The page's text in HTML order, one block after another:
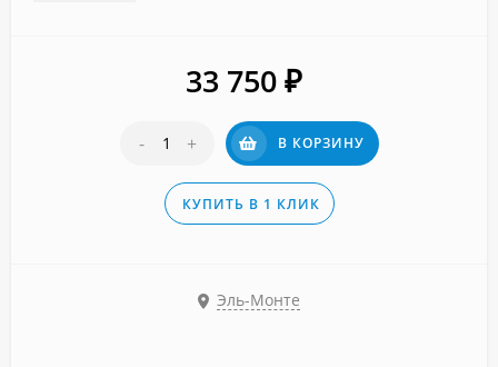
33 750 ₽
- + В КОРЗИНУ
КУПИТЬ В 1 КЛИК
Эль-Монте